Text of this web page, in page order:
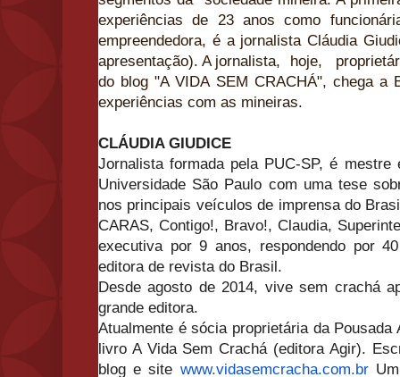
experiências de 23 anos como
empreendedora, é a jornalista Cláudia
apresentação). A jornalista, hoje,
do blog "A VIDA SEM CRACHÁ", chega
experiências com as mineiras.
CLÁUDIA GIUDICE
Jornalista formada pela PUC-SP, é mestre
Universidade São Paulo com uma tese
nos principais veículos de imprensa do
CARAS, Contigo!, Bravo!, Claudia,
executiva por 9 anos, respondendo por
editora de revista do Brasil.
Desde agosto de 2014, vive sem crachá
grande editora.
Atualmente é sócia proprietária da
livro A Vida Sem Crachá (editora Agir).
blog e site www.vidasemcracha.com.brUm